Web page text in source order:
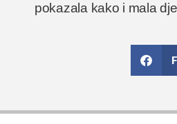
pokazala kako i mala